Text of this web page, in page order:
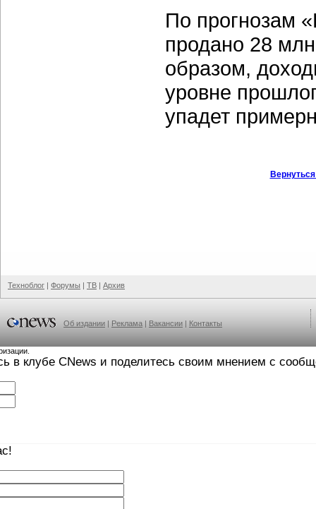
По прогнозам
продано 28
образом,
уровне
упадет
Техноблог | Форумы | ТВ | Архив
Об издании | Реклама | Вакансии | Контакты
в клубе CNews и поделитесь своим мнением с